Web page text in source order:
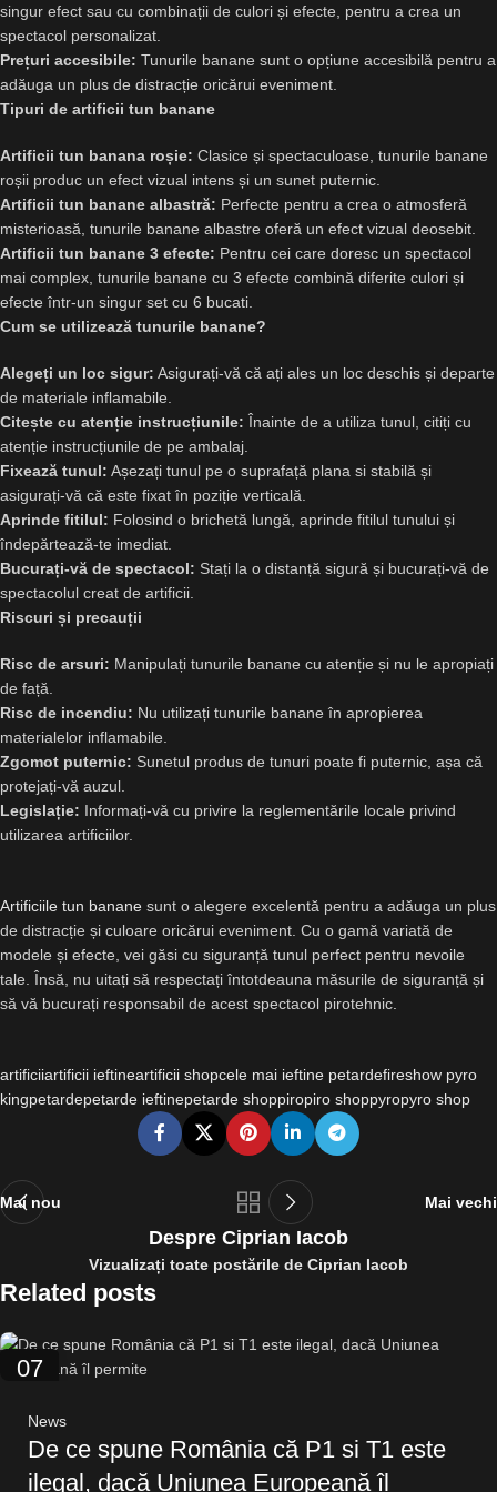
singur efect sau cu combinații de culori și efecte, pentru a crea un
spectacol personalizat.
Prețuri accesibile: Tunurile banane sunt o opțiune accesibilă pentru a
adăuga un plus de distracție oricărui eveniment.
Tipuri de artificii tun banane
Artificii tun banana roșie: Clasice și spectaculoase, tunurile banane
roșii produc un efect vizual intens și un sunet puternic.
Artificii tun banane albastră: Perfecte pentru a crea o atmosferă
misterioasă, tunurile banane albastre oferă un efect vizual deosebit.
Artificii tun banane 3 efecte: Pentru cei care doresc un spectacol
mai complex, tunurile banane cu 3 efecte combină diferite culori și
efecte într-un singur set cu 6 bucati.
Cum se utilizează tunurile banane?
Alegeți un loc sigur: Asigurați-vă că ați ales un loc deschis și departe
de materiale inflamabile.
Citește cu atenție instrucțiunile: Înainte de a utiliza tunul, citiți cu
atenție instrucțiunile de pe ambalaj.
Fixează tunul: Așezați tunul pe o suprafață plana si stabilă și
asigurați-vă că este fixat în poziție verticală.
Aprinde fitilul: Folosind o brichetă lungă, aprinde fitilul tunului și
îndepărtează-te imediat.
Bucurați-vă de spectacol: Stați la o distanță sigură și bucurați-vă de
spectacolul creat de artificii.
Riscuri și precauții
Risc de arsuri: Manipulați tunurile banane cu atenție și nu le apropiați
de față.
Risc de incendiu: Nu utilizați tunurile banane în apropierea
materialelor inflamabile.
Zgomot puternic: Sunetul produs de tunuri poate fi puternic, așa că
protejați-vă auzul.
Legislație: Informați-vă cu privire la reglementările locale privind
utilizarea artificiilor.
Artificiile tun banane sunt o alegere excelentă pentru a adăuga un plus
de distracție și culoare oricărui eveniment. Cu o gamă variată de
modele și efecte, vei găsi cu siguranță tunul perfect pentru nevoile
tale. Însă, nu uitați să respectați întotdeauna măsurile de siguranță și
să vă bucurați responsabil de acest spectacol pirotehnic
artificiiartificii ieftineartificii shopcele mai ieftine petardefireshow pyro
kingpetardepetarde ieftinepetarde shoppiropiro shoppyropyro shop
Mai nou Mai vechi
Despre Ciprian Iacob
Vizualizați toate postările de Ciprian Iacob
Related posts
07
News
De ce spune România că P1 si T1 este
ilegal, dacă Uniunea Europeană îl